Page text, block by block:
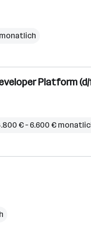
monatlich
Platform
€ – 6.600 €